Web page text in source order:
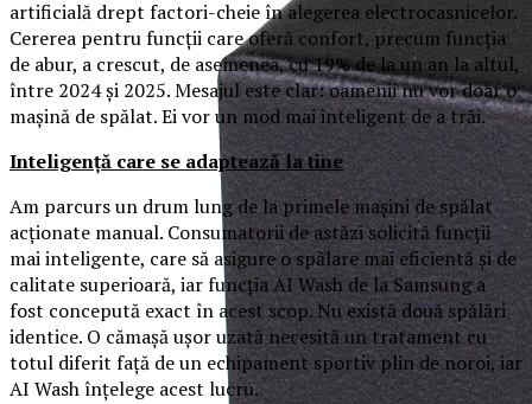
artificială drept factori-cheie în alegerea electrocasnicelor.
Cererea pentru funcții care oferă confort, precum funcția
de abur, a crescut, de asemenea, cu 19% de la un an la altul,
între 2024 și 2025. Mesajul este clar: oamenii nu vor doar o
mașină de spălat. Ei vor un mod mai inteligent de a trăi.
Inteligență care se adaptează la tine
Am parcurs un drum lung de la primele mașini de spălat
acționate manual. Consumatorii de astăzi solicită funcții
mai inteligente, care să asigure o spălare mai eficientă și de
calitate superioară, iar funcția AI Wash de la Samsung a
fost concepută exact în acest scop. Nu există două spălări
identice. O cămașă ușor uzată necesită un tratament cu
totul diferit față de un echipament sportiv plin de noroi, iar
AI Wash înțelege acest lucru.